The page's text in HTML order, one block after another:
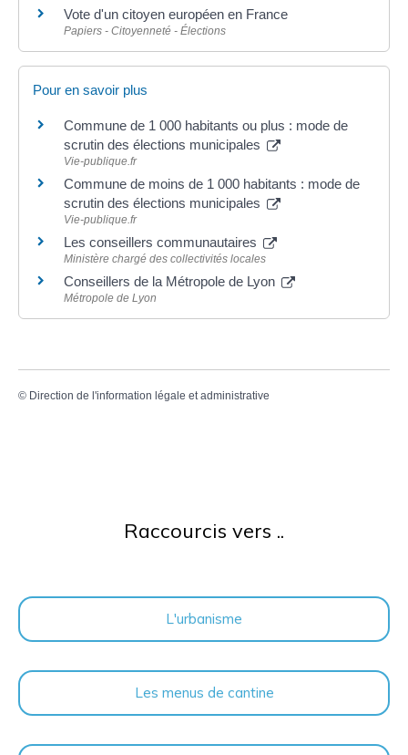
Vote d'un citoyen européen en France
Papiers - Citoyenneté - Élections
Pour en savoir plus
Commune de 1 000 habitants ou plus : mode de
scrutin des élections municipales
Vie-publique.fr
Commune de moins de 1 000 habitants : mode de
scrutin des élections municipales
Vie-publique.fr
Les conseillers communautaires
Ministère chargé des collectivités locales
Conseillers de la Métropole de Lyon
Métropole de Lyon
© Direction de l'information légale et administrative
Raccourcis vers ..
L'urbanisme
Les menus de cantine